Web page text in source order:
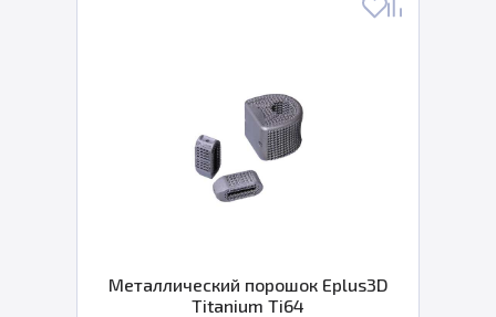
Металлический порошок Eplus3D
Titanium Ti64